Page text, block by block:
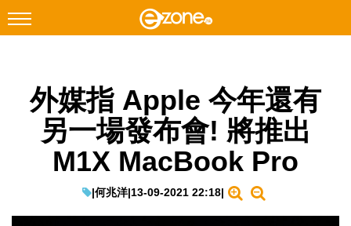
Facebook Instagram
科技焦點
網絡生活
教學評測
外媒指 Apple 今年還有
另一場發布會! 將推出
M1X MacBook Pro
|何兆洋|13-09-2021 22:18|